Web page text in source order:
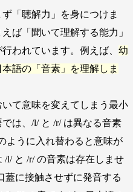
「聴解力」を身につけま
ば「聞いて理解する能力」
われています。例えば、 幼
語の「音素」を理解しま
て意味を変えてしまう最小
は、/l/ と /r/ は異なる音素
ように入れ替わると意味が
l/ と /r/ の音素は存在しませ
蓋に接触させずに発音する